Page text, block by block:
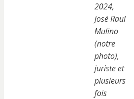
2024,
José Raul
Mulino
(notre
photo),
juriste et
plusieurs
fois